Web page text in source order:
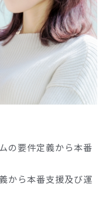
の要件定義から本番
から本番支援及び運